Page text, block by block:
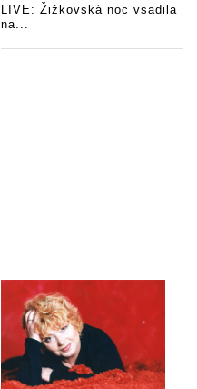
LIVE: Žižkovská noc vsadila
na...